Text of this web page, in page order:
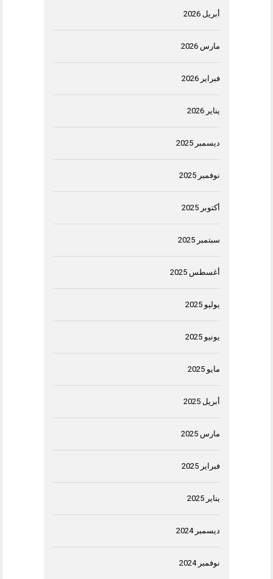
أبريل 2026
مارس 2026
فبراير 2026
يناير 2026
ديسمبر 2025
نوفمبر 2025
أكتوبر 2025
سبتمبر 2025
أغسطس 2025
يوليو 2025
يونيو 2025
مايو 2025
أبريل 2025
مارس 2025
فبراير 2025
يناير 2025
ديسمبر 2024
نوفمبر 2024